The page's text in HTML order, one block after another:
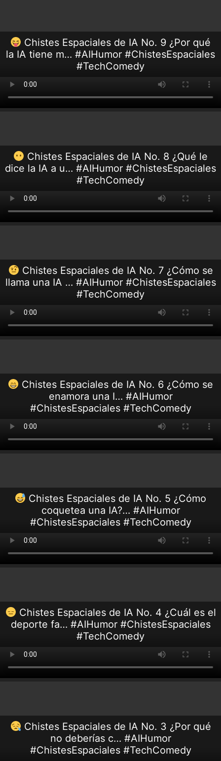
Chistes Espaciales de IA No. 9 ¿Por qué
la IA tiene m… #AIHumor #ChistesEspaciales
#TechComedy
Chistes Espaciales de IA No. 8 ¿Qué le
dice la IA a u… #AIHumor #ChistesEspaciales
#TechComedy
Chistes Espaciales de IA No. 7 ¿Cómo se
llama una IA … #AIHumor #ChistesEspaciales
#TechComedy
Chistes Espaciales de IA No. 6 ¿Cómo se
enamora una I… #AIHumor
#ChistesEspaciales #TechComedy
Chistes Espaciales de IA No. 5 ¿Cómo
coquetea una IA?… #AIHumor
#ChistesEspaciales #TechComedy
Chistes Espaciales de IA No. 4 ¿Cuál es el
deporte fa… #AIHumor #ChistesEspaciales
#TechComedy
Chistes Espaciales de IA No. 3 ¿Por qué
no deberías c… #AIHumor
#ChistesEspaciales #TechComedy